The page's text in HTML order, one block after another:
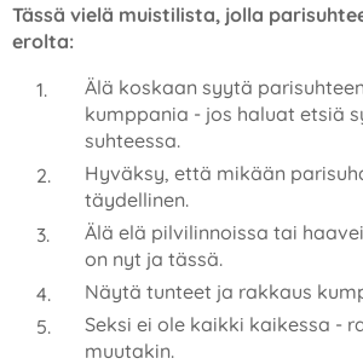
Tässä vielä muistilista, jolla
erolta:
Älä koskaan syytä
kumppania - jos haluat etsiä
suhteessa.
Hyväksy, että mikään
täydellinen.
Älä elä pilvilinnoissa tai
on nyt ja tässä.
Näytä tunteet ja rakkaus
Seksi ei ole kaikki kaikessa -
muutakin.